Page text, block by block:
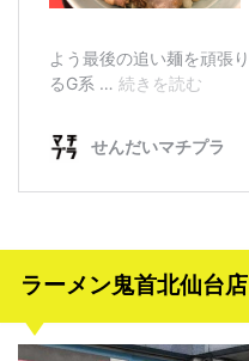
ラーメン鬼首北仙台店